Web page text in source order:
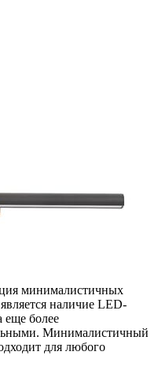
минималистичных
наличие LED-
еще более
Минималистичный
для любого